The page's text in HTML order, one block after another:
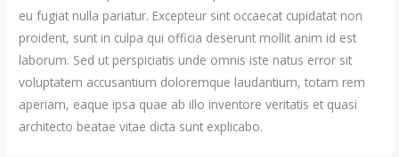
eu fugiat nulla pariatur. Excepteur sint occaecat cupidatat non
proident, sunt in culpa qui officia deserunt mollit anim id est
laborum. Sed ut perspiciatis unde omnis iste natus error sit
voluptatem accusantium doloremque laudantium, totam rem
aperiam, eaque ipsa quae ab illo inventore veritatis et quasi
architecto beatae vitae dicta sunt explicabo.